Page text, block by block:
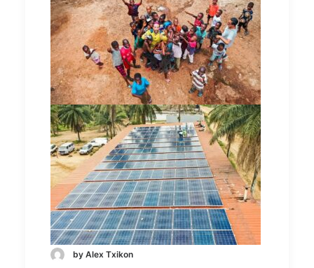
by Alex Txikon